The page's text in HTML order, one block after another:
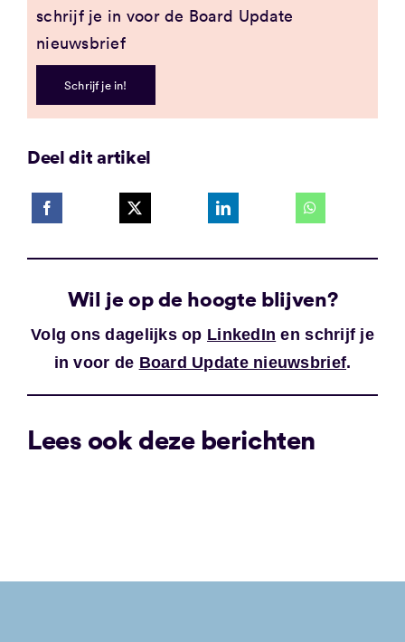
schrijf je in voor de Board Update
nieuwsbrief
Schrijf je in!
Deel dit artikel
Wil je op de hoogte blijven?
Volg ons dagelijks op LinkedIn en schrijf je
in voor de Board Update nieuwsbrief.
Lees ook deze berichten